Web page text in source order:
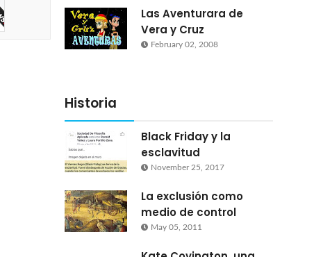
Las Aventurara de
Vera y Cruz
February 02, 2008
Historia
Black Friday y la
esclavitud
November 25, 2017
La exclusión como
medio de control
May 05, 2011